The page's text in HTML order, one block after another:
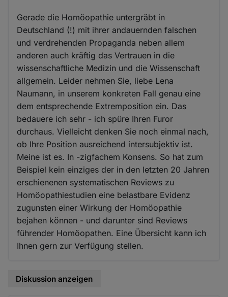
Gerade die Homöopathie untergräbt in
Deutschland (!) mit ihrer andauernden falschen
und verdrehenden Propaganda neben allem
anderen auch kräftig das Vertrauen in die
wissenschaftliche Medizin und die Wissenschaft
allgemein. Leider nehmen Sie, liebe Lena
Naumann, in unserem konkreten Fall genau eine
dem entsprechende Extremposition ein. Das
bedauere ich sehr - ich spüre Ihren Furor
durchaus. Vielleicht denken Sie noch einmal nach,
ob Ihre Position ausreichend intersubjektiv ist.
Meine ist es. In -zigfachem Konsens. So hat zum
Beispiel kein einziges der in den letzten 20 Jahren
erschienenen systematischen Reviews zu
Homöopathiestudien eine belastbare Evidenz
zugunsten einer Wirkung der Homöopathie
bejahen können - und darunter sind Reviews
führender Homöopathen. Eine Übersicht kann ich
Ihnen gern zur Verfügung stellen.
Diskussion anzeigen